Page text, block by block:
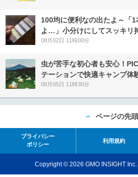
100均に便利なの出たよ～「
よ…」小分けにしてスッキリ
08月02日 11時00分
虫が苦手な初心者も安心！
テーションで快適キャンプ体
08月05日 11時30分
ページの先
プライバシー
ポリシー
利用規約
Copyright © 2026 GMO INSIGHT Inc.